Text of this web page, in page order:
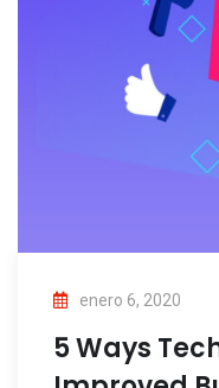
enero 6, 2020
5 Ways